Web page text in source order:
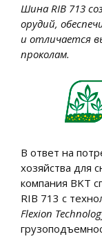
Шина RIB 713
орудий,
и отличается
проколам.
В ответ на
хозяйства для
компания BKT
RIB 713 с
Flexion